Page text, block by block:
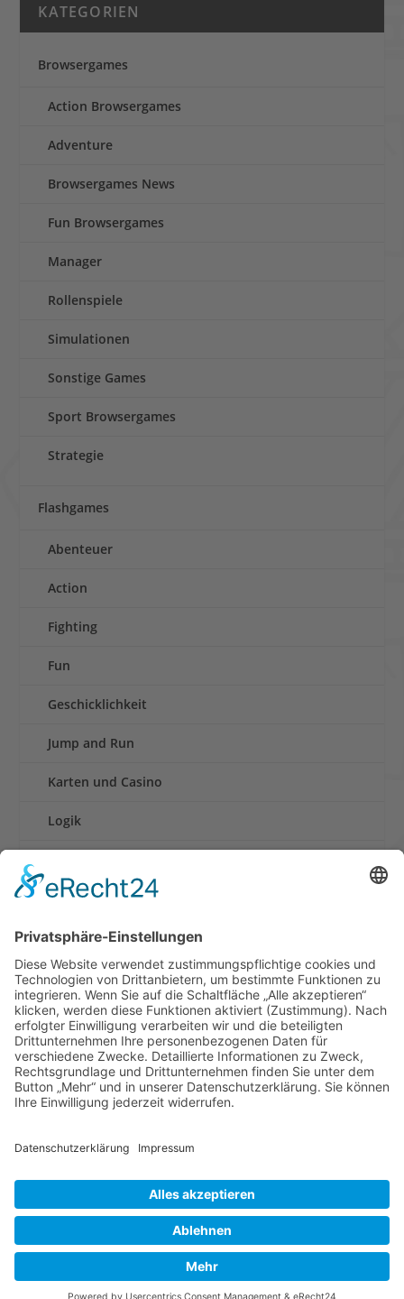
KATEGORIEN
Browsergames
Action Browsergames
Adventure
Browsergames News
Fun Browsergames
Manager
Rollenspiele
Simulationen
Sonstige Games
Sport Browsergames
Strategie
Flashgames
Abenteuer
Action
Fighting
Fun
Geschicklichkeit
Jump and Run
Karten und Casino
Logik
Retro und Klassiker
Shooter
Sonstige Spiele
Sport
News
Onlinespiele
Cookie-Einstellungen
Kontakt
www.online-spiele-blog.de
vorbehalten